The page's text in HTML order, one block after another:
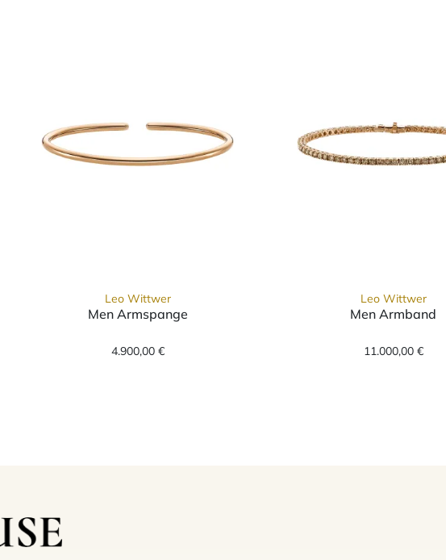
Leo Wittwer
Men Armspange
4.900,00 €
Leo Wittwer
Men Armband
11.000,00 €